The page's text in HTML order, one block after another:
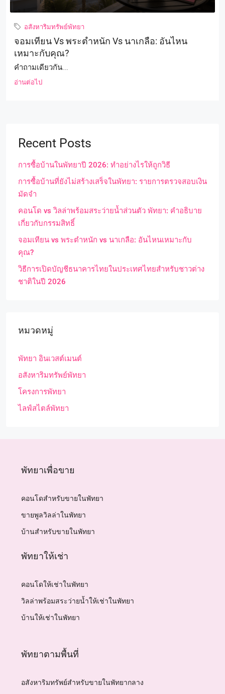
อสังหาริมทรัพย์พัทยา
จอมเทียน Vs พระตำหนัก Vs นาเกลือ: อันไหน
เหมาะกับคุณ?
คำถามเดียวกัน...
อ่านต่อไป
Recent Posts
การซื้อบ้านในพัทยาปี 2026: ทำอย่างไรให้ถูกวิธี
การซื้อบ้านที่ยังไม่สร้างเสร็จในพัทยา: รายการตรวจสอบเงิน
มัดจำ
คอนโด vs วิลล่าพร้อมสระว่ายน้ำส่วนตัว พัทยา: คำอธิบาย
เกี่ยวกับกรรมสิทธิ์
จอมเทียน vs พระตำหนัก vs นาเกลือ: อันไหนเหมาะกับ
คุณ?
วิธีการเปิดบัญชีธนาคารไทยในประเทศไทยสำหรับชาวต่าง
ชาติในปี 2026
หมวดหมู่
พัทยา อินเวสต์เมนต์
อสังหาริมทรัพย์พัทยา
โครงการพัทยา
ไลฟ์สไตล์พัทยา
พัทยาเพื่อขาย
คอนโดสำหรับขายในพัทยา
ขายพูลวิลล่าในพัทยา
บ้านสำหรับขายในพัทยา
พัทยาให้เช่า
คอนโดให้เช่าในพัทยา
วิลล่าพร้อมสระว่ายน้ำให้เช่าในพัทยา
บ้านให้เช่าในพัทยา
พัทยาตามพื้นที่
อสังหาริมทรัพย์สำหรับขายในพัทยากลาง